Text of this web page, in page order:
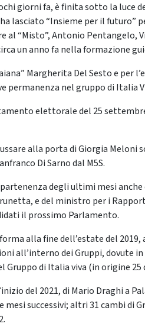
giorni fa, è finita sotto la luce
lasciato “Insieme per il futuro”
al “Misto”, Antonio Pentangelo,
un anno fa nella formazione
Margherita Del Sesto e per
permanenza nel gruppo di Italia
elettorale del 25
alla porta di Giorgia Meloni
Di Sarno dal M5S.
degli ultimi mesi
e del ministro per i
il prossimo Parlamento.
alla fine dell’estate del
all’interno dei Gruppi, dovute
Gruppo di Italia viva (in origine
del 2021, di Mario Draghi a
mesi successivi; altri 31 cambi